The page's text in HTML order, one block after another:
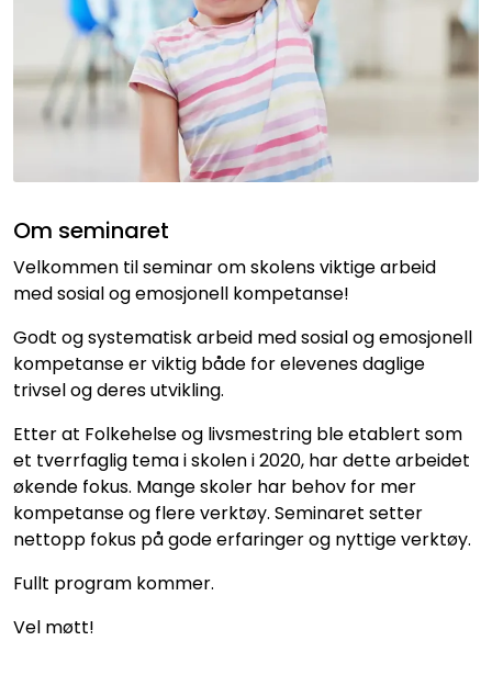
Om seminaret
Velkommen til seminar om skolens viktige arbeid
med sosial og emosjonell kompetanse!
Godt og systematisk arbeid med sosial og emosjonell
kompetanse er viktig både for elevenes daglige
trivsel og deres utvikling.
Etter at Folkehelse og livsmestring ble etablert som
et tverrfaglig tema i skolen i 2020, har dette arbeidet
økende fokus. Mange skoler har behov for mer
kompetanse og flere verktøy. Seminaret setter
nettopp fokus på gode erfaringer og nyttige verktøy.
Fullt program kommer.
Vel møtt!